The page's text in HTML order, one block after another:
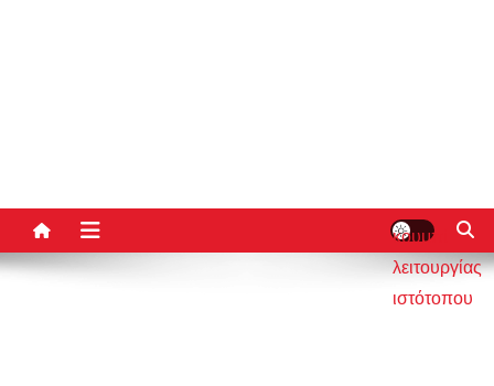
κουμπί
λειτουργίας
ιστότοπου